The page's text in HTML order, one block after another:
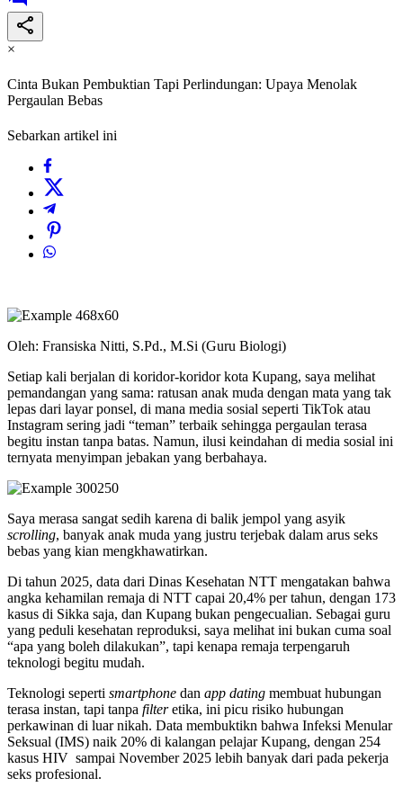
×
Cinta Bukan Pembuktian Tapi Perlindungan: Upaya Menolak
Pergaulan Bebas
Sebarkan artikel ini
Oleh: Fransiska Nitti, S.Pd., M.Si (Guru Biologi)
Setiap kali berjalan di koridor-koridor kota Kupang, saya melihat
pemandangan yang sama: ratusan anak muda dengan mata yang tak
lepas dari layar ponsel, di mana media sosial seperti TikTok atau
Instagram sering jadi “teman” terbaik sehingga pergaulan terasa
begitu instan tanpa batas. Namun, ilusi keindahan di media sosial ini
ternyata menyimpan jebakan yang berbahaya.
Saya merasa sangat sedih karena di balik jempol yang asyik
scrolling, banyak anak muda yang justru terjebak dalam arus seks
bebas yang kian mengkhawatirkan.
Di tahun 2025, data dari Dinas Kesehatan NTT mengatakan bahwa
angka kehamilan remaja di NTT capai 20,4% per tahun, dengan 173
kasus di Sikka saja, dan Kupang bukan pengecualian. Sebagai guru
yang peduli kesehatan reproduksi, saya melihat ini bukan cuma soal
“apa yang boleh dilakukan”, tapi kenapa remaja terpengaruh
teknologi begitu mudah.
Teknologi seperti smartphone dan app dating membuat hubungan
terasa instan, tapi tanpa filteretika, ini picu risiko hubungan
perkawinan di luar nikah. Data membuktikn bahwa Infeksi Menular
Seksual (IMS) naik 20% di kalangan pelajar Kupang, dengan 254
kasus HIV sampai November 2025 lebih banyak dari pada pekerja
seks profesional.